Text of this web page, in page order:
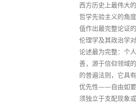
西方历史上最伟大
哲学先验主义的角
值作出最完整论证
伦理学及其政治学
论述最为完整：个
善，源于信仰领域
的普遍法则，它具
优先性——自由如
须独立于支配现象